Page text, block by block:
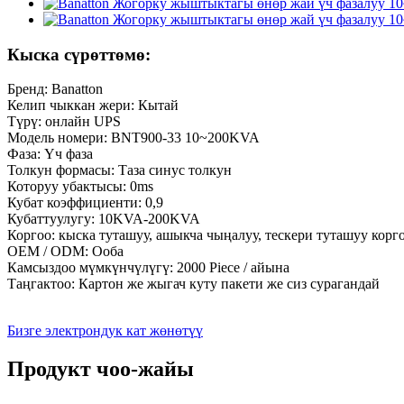
Кыска сүрөттөмө:
Бренд: Banatton
Келип чыккан жери: Кытай
Түрү: онлайн UPS
Модель номери: BNT900-33 10~200KVA
Фаза: Үч фаза
Толкун формасы: Таза синус толкун
Которуу убактысы: 0ms
Кубат коэффициенти: 0,9
Кубаттуулугу: 10KVA-200KVA
Коргоо: кыска туташуу, ашыкча чыңалуу, тескери туташуу
OEM / ODM: Ооба
Камсыздоо мүмкүнчүлүгү: 2000 Piece / айына
Таңгактоо: Картон же жыгач куту пакети же сиз сурагандай
Бизге электрондук кат жөнөтүү
Продукт чоо-жайы